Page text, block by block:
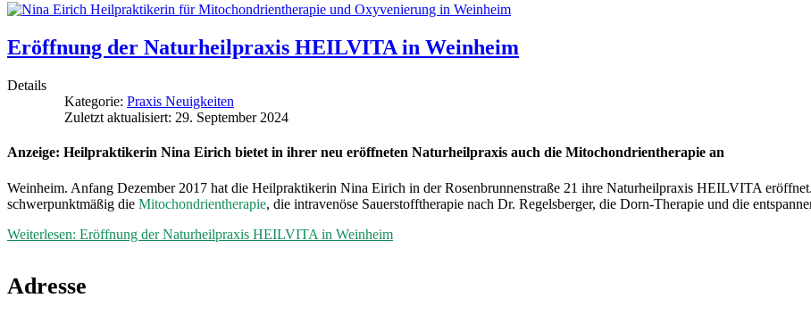
Eröffnung der Naturheilpraxis HEILVITA in Weinheim
Details
Kategorie: Praxis Neuigkeiten
Zuletzt aktualisiert: 29. September 2024
Anzeige: Heilpraktikerin Nina Eirich bietet in ihrer neu eröffneten Naturheilpraxis auch die Mitochondrientherapie an
Weinheim. Anfang Dezember 2017 hat die Heilpraktikerin Nina Eirich in der Rosenbrunnenstraße 21 ihre Naturheilpraxis HEILVITA
schwerpunktmäßig die Mitochondrientherapie, die intravenöse Sauerstofftherapie nach Dr. Regelsberger, die Dorn-Therapie und die
Weiterlesen: Eröffnung der Naturheilpraxis HEILVITA in Weinheim
Adresse